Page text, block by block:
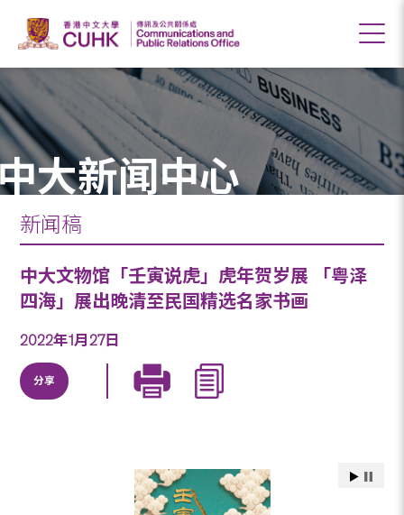
大新闻中心
新闻稿
中大文物馆「壬寅说虎」虎年贺岁展 「粤泽
四海」展出晚清至民国精选名家书画
2022年1月27日
分享